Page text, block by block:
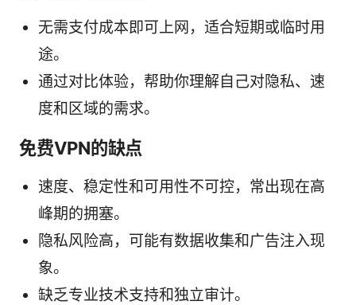
无需支付成本即可上网，适合短期或临时用
途。
通过对比体验，帮助你理解自己对隐私、速
度和区域的需求。
免费VPN的缺点
速度、稳定性和可用性不可控，常出现在高
峰期的拥塞。
隐私风险高，可能有数据收集和广告注入现
象。
缺乏专业技术支持和独立审计。